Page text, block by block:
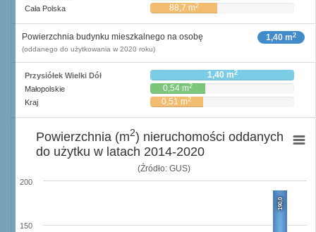
Cała Polska 88,7 m2
1,40 m2
Powierzchnia budynku mieszkalnego na osobę
(oddanego do użytkowania w 2020 roku)
Przysiółek Wielki Dół 1,40 m2
Małopolskie 0,54 m2
Kraj 0,51 m2
(Źródło: GUS)
190,0
150
200
Powierzchnia (m2) nieruchomości oddanych
do użytku w latach 2014-2020